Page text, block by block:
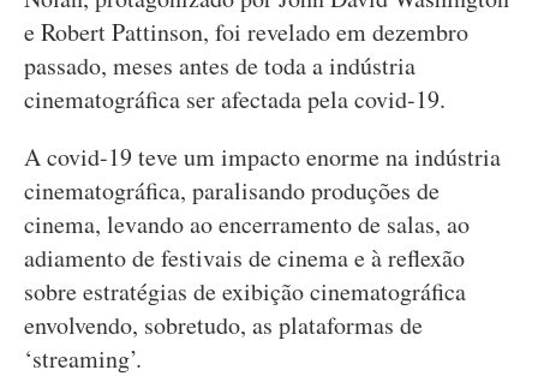
e Robert Pattinson, foi revelado em dezembro
passado, meses antes de toda a indústria
cinematográfica ser afectada pela covid-19.
A covid-19 teve um impacto enorme na indústria
cinematográfica, paralisando produções de
cinema, levando ao encerramento de salas, ao
adiamento de festivais de cinema e à reflexão
sobre estratégias de exibição cinematográfica
envolvendo, sobretudo, as plataformas de
‘streaming’.